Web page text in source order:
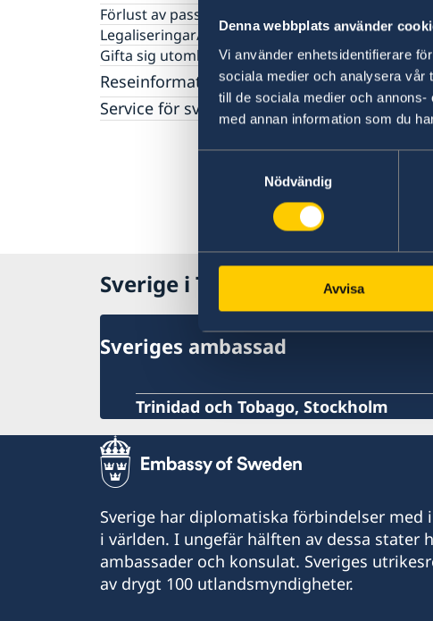
Denna webbplats använder
Vi använder enhetsidentifierare
sociala medier och analysera vår
till de sociala medier och
med annan information som du
Nödvändig
Avvisa
Förlust av pass
Legaliseringar/apostille
Gifta sig utomlands
Reseinformation
Ambassadens reseinformation
Naturförhållanden och katastrofer
In- och utresebestämmelser
Kriminalitet och personlig säkerhet
Trafiksäkerhet
Service för svenska företag
Sverige i Trinidad och Tobago
Sveriges ambassad
Trinidad och Tobago, Stockholm
Sverige har diplomatiska förbindelser
i världen. I ungefär hälften av dessa stater
ambassader och konsulat. Sveriges
av drygt 100 utlandsmyndigheter.